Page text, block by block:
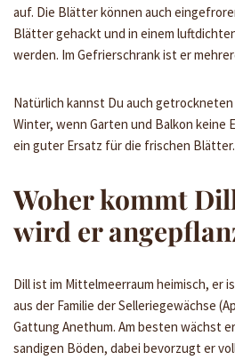
auf. Die Blätter können auch
Blätter gehackt und in einem
werden. Im Gefrierschrank ist er
Natürlich kannst Du auch getrockneten
Winter, wenn Garten und Balkon keine
ein guter Ersatz für die frischen Blätter.
Woher kommt
wird er
Dill ist im Mittelmeerraum heimisch, er
aus der Familie der Selleriegewächse
Gattung Anethum. Am besten wächst
sandigen Böden, dabei bevorzugt er